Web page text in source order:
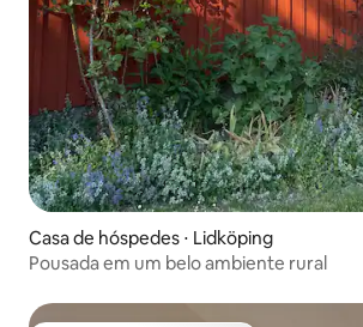
Casa de hóspedes ⋅ Lidköping
Pousada em um belo ambiente rural